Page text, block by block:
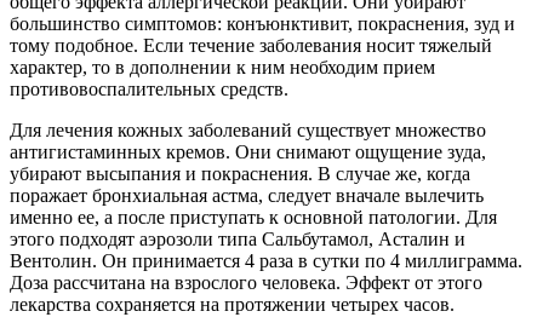
большинство симптомов: конъюнктивит, покраснения, зуд и
тому подобное. Если течение заболевания носит тяжелый
характер, то в дополнении к ним необходим прием
противовоспалительных средств.
Для лечения кожных заболеваний существует множество
антигистаминных кремов. Они снимают ощущение зуда,
убирают высыпания и покраснения. В случае же, когда
поражает бронхиальная астма, следует вначале вылечить
именно ее, а после приступать к основной патологии. Для
этого подходят аэрозоли типа Сальбутамол, Асталин и
Вентолин. Он принимается 4 раза в сутки по 4 миллиграмма.
Доза рассчитана на взрослого человека. Эффект от этого
лекарства сохраняется на протяжении четырех часов.